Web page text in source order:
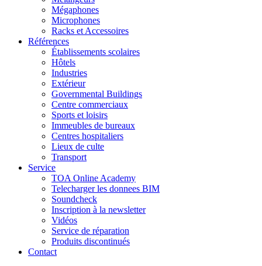
Mégaphones
Microphones
Racks et Accessoires
Références
Établissements scolaires
Hôtels
Industries
Extérieur
Governmental Buildings
Centre commerciaux
Sports et loisirs
Immeubles de bureaux
Centres hospitaliers
Lieux de culte
Transport
Service
TOA Online Academy
Telecharger les donnees BIM
Soundcheck
Inscription à la newsletter
Vidéos
Service de réparation
Produits discontinués
Contact